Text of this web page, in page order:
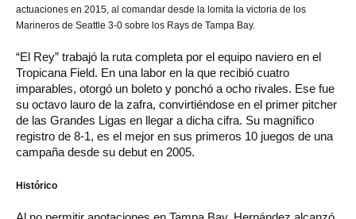
actuaciones en 2015, al comandar desde la lomita la victoria de los
Marineros de Seattle 3-0 sobre los Rays de Tampa Bay.
“El Rey” trabajó la ruta completa por el equipo naviero en el
Tropicana Field. En una labor en la que recibió cuatro
imparables, otorgó un boleto y ponchó a ocho rivales. Ese fue
su octavo lauro de la zafra, convirtiéndose en el primer pitcher
de las Grandes Ligas en llegar a dicha cifra. Su magnífico
registro de 8-1, es el mejor en sus primeros 10 juegos de una
campaña desde su debut en 2005.
Histórico